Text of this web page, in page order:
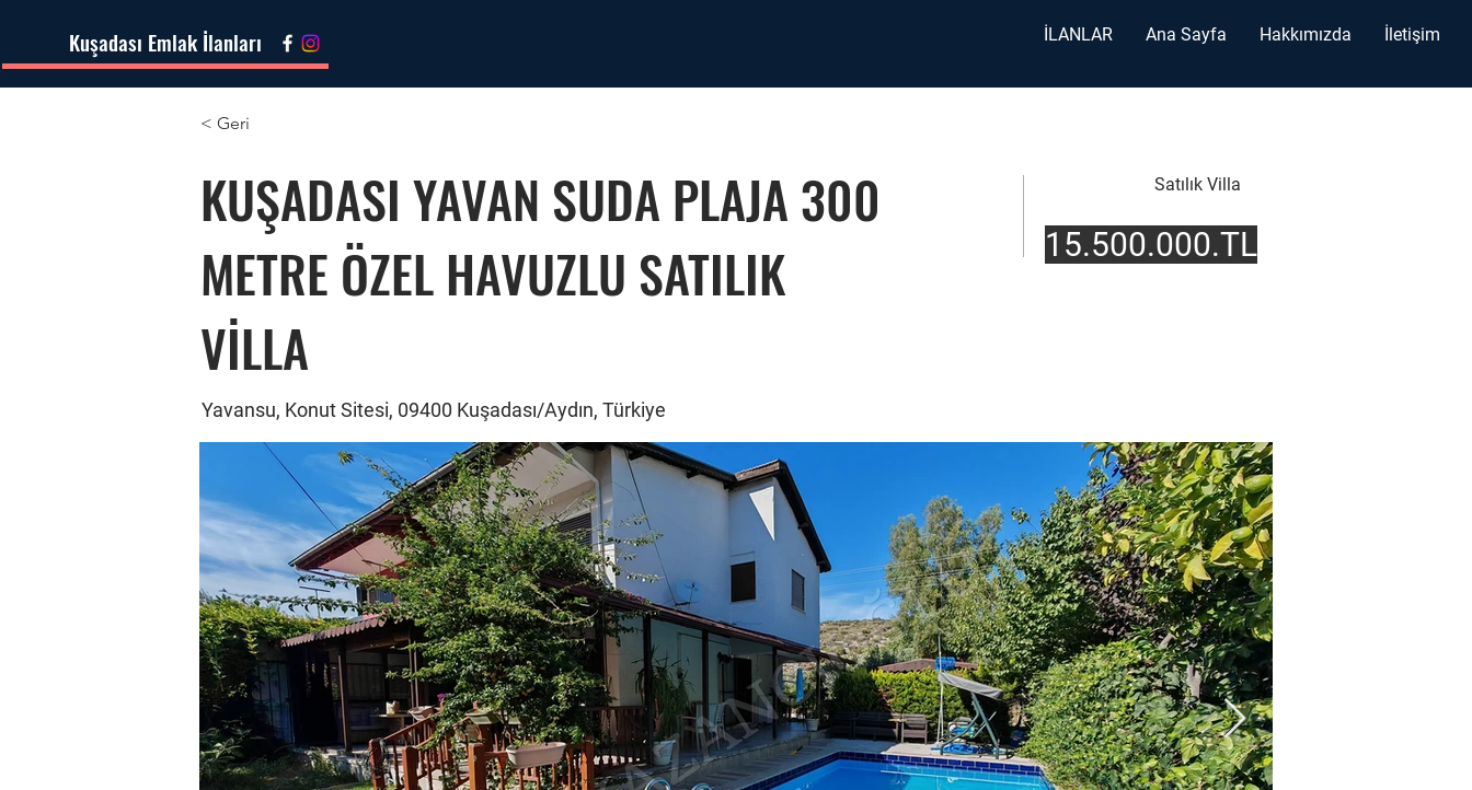
Kuşadası Emlak İlanları İLANLAR Ana Sayfa Hakkımızda İletişim
< Geri
KUŞADASI YAVAN SUDA PLAJA 300
METRE ÖZEL HAVUZLU SATILIK
VİLLA
Yavansu, Konut Sitesi, 09400 Kuşadası/Aydın, Türkiye
Satılık Villa
15.500.000.TL